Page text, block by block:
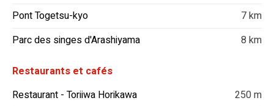
Pont Togetsu-kyo
7 km
Parc des singes d'Arashiyama
8 km
Restaurants et cafés
Restaurant - Toriiwa Horikawa
250 m